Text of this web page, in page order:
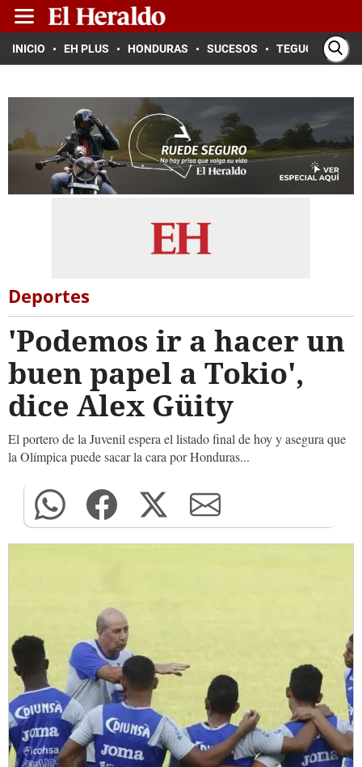
INICIO EH PLUS HONDURAS SUCESOS TEGUCIGALPA
Deportes
'Podemos ir a hacer un
buen papel a Tokio',
dice Alex Güity
El portero de la Juvenil espera el listado final de hoy y asegura que
la Olímpica puede sacar la cara por Honduras...